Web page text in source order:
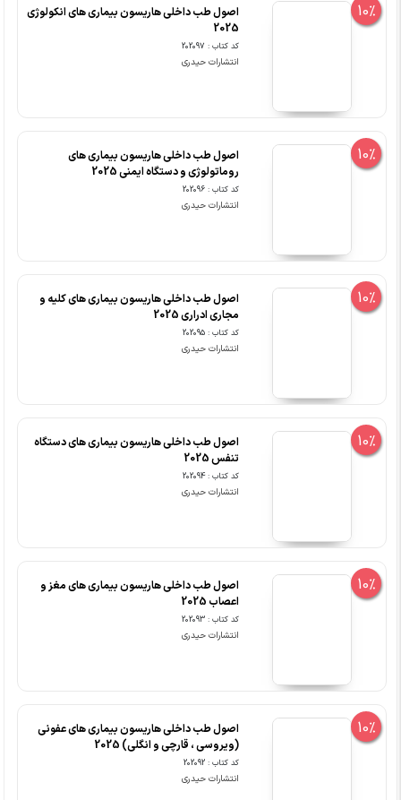
10%
اصول طب داخلی هاریسون بیماری های انکولوژی
2025
کد کتاب : 202097
انتشارات حیدری
10%
اصول طب داخلی هاریسون بیماری های
روماتولوژی و دستگاه ایمنی 2025
کد کتاب : 202096
انتشارات حیدری
10%
اصول طب داخلی هاریسون بیماری های کلیه و
مجاری ادراری 2025
کد کتاب : 202095
انتشارات حیدری
10%
اصول طب داخلی هاریسون بیماری های دستگاه
تنفس 2025
کد کتاب : 202094
انتشارات حیدری
10%
اصول طب داخلی هاریسون بیماری های مغز و
اعصاب 2025
کد کتاب : 202093
انتشارات حیدری
10%
اصول طب داخلی هاریسون بیماری های عفونی
(ویروسی ، قارچی و انگلی) 2025
کد کتاب : 202092
انتشارات حیدری